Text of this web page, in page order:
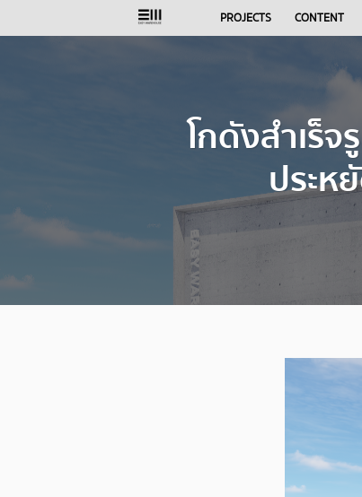
to
PROJECTS CONTENT
โกดังสำเร็
ประห